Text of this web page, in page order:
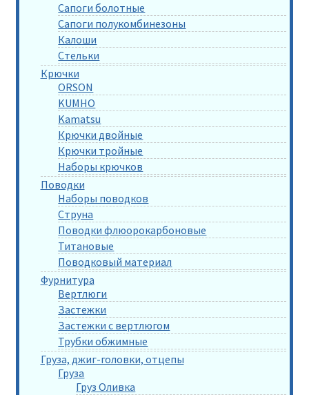
Сапоги болотные
Сапоги полукомбинезоны
Калоши
Стельки
Крючки
ORSON
KUMHO
Kamatsu
Крючки двойные
Крючки тройные
Наборы крючков
Поводки
Наборы поводков
Струна
Поводки флюорокарбоновые
Титановые
Поводковый материал
Фурнитура
Вертлюги
Застежки
Застежки с вертлюгом
Трубки обжимные
Груза, джиг-головки, отцепы
Груза
Груз Оливка